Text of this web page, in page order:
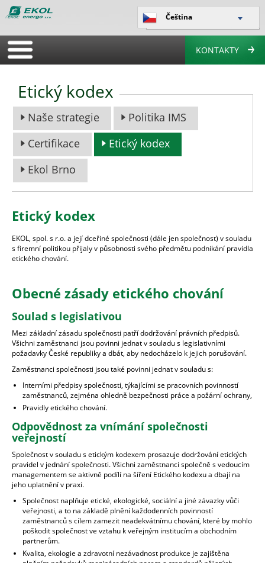
Čeština
KONTAKTY
Etický kodex
Naše strategie
Politika IMS
Certifikace
Etický kodex
Ekol Brno
Etický kodex
EKOL, spol. s r.o. a její dceřiné společnosti (dále jen společnost) v souladu
s firemní politikou přijaly v působnosti svého předmětu podnikání pravidla
etického chování.
Obecné zásady etického chování
Soulad s legislativou
Mezi základní zásadu společnosti patří dodržování právních předpisů.
Všichni zaměstnanci jsou povinni jednat v souladu s legislativními
požadavky České republiky a dbát, aby nedocházelo k jejich porušování.
Zaměstnanci společnosti jsou také povinni jednat v souladu s:
Interními předpisy společnosti, týkajícími se pracovních povinností
zaměstnanců, zejména ohledně bezpečnosti práce a požární ochrany,
Pravidly etického chování.
Odpovědnost za vnímání společnosti
veřejností
Společnost v souladu s etickým kodexem prosazuje dodržování etických
pravidel v jednání společnosti. Všichni zaměstnanci společně s vedoucím
managementem se aktivně podílí na šíření Etického kodexu a dbají na
jeho uplatnění v praxi.
Společnost naplňuje etické, ekologické, sociální a jiné závazky vůči
veřejnosti, a to na základě plnění každodenních povinností
zaměstnanců s cílem zamezit neadekvátnímu chování, které by mohlo
poškodit společnost ve vztahu k veřejným institucím a obchodním
partnerům.
Kvalita, ekologie a zdravotní nezávadnost produkce je zajištěna